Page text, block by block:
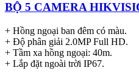
BỘ 5 CAMERA
+ Hồng ngoại ban đêm có màu.
+ Độ phân giải 2.0MP Full HD.
+ Tầm xa hồng ngoại: 40m.
+ Lắp đặt ngoài trời IP67.